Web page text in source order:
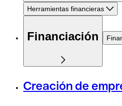
Herramientas financieras
Financiación
Creación de